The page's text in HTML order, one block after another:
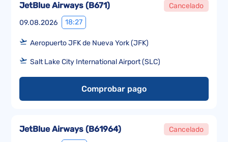
09.08.2026 18:27
JetBlue Airways (B671) Cancelado
Aeropuerto JFK de Nueva York (JFK)
Salt Lake City International Airport (SLC)
Comprobar pago
JetBlue Airways (B61964) Cancelado